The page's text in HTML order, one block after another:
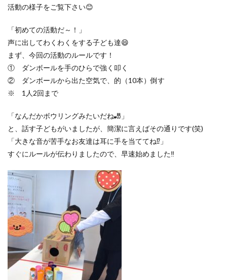
活動の様子をご覧下さい😊
「初めての活動だ～！」
声に出してわくわくをする子ども達😄
まず、今回の活動のルールです！
① ダンボールを手のひらで強く叩く
② ダンボールから出た空気で、的（10本）倒す
※ 1人2回まで
「なんだかボウリングみたいだね🎳」
と、話す子どもがいましたが、簡潔に言えばその通りです(笑)
「大きな音が苦手なお友達は耳に手を当ててね⁉」
すぐにルールが伝わりましたので、早速始めました‼